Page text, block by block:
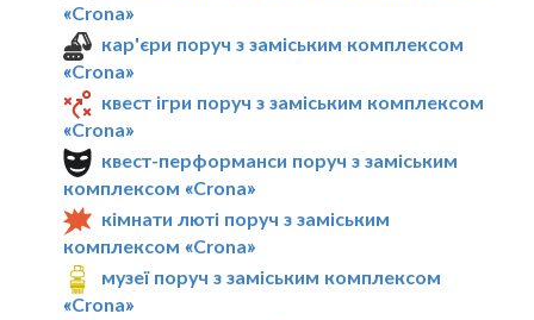
«Crona»
кар'єри поруч з заміським комплексом
«Crona»
квест ігри поруч з заміським комплексом
«Crona»
квест-перформанси поруч з заміським
комплексом «Crona»
кімнати люті поруч з заміським
комплексом «Crona»
музеї поруч з заміським комплексом
«Crona»